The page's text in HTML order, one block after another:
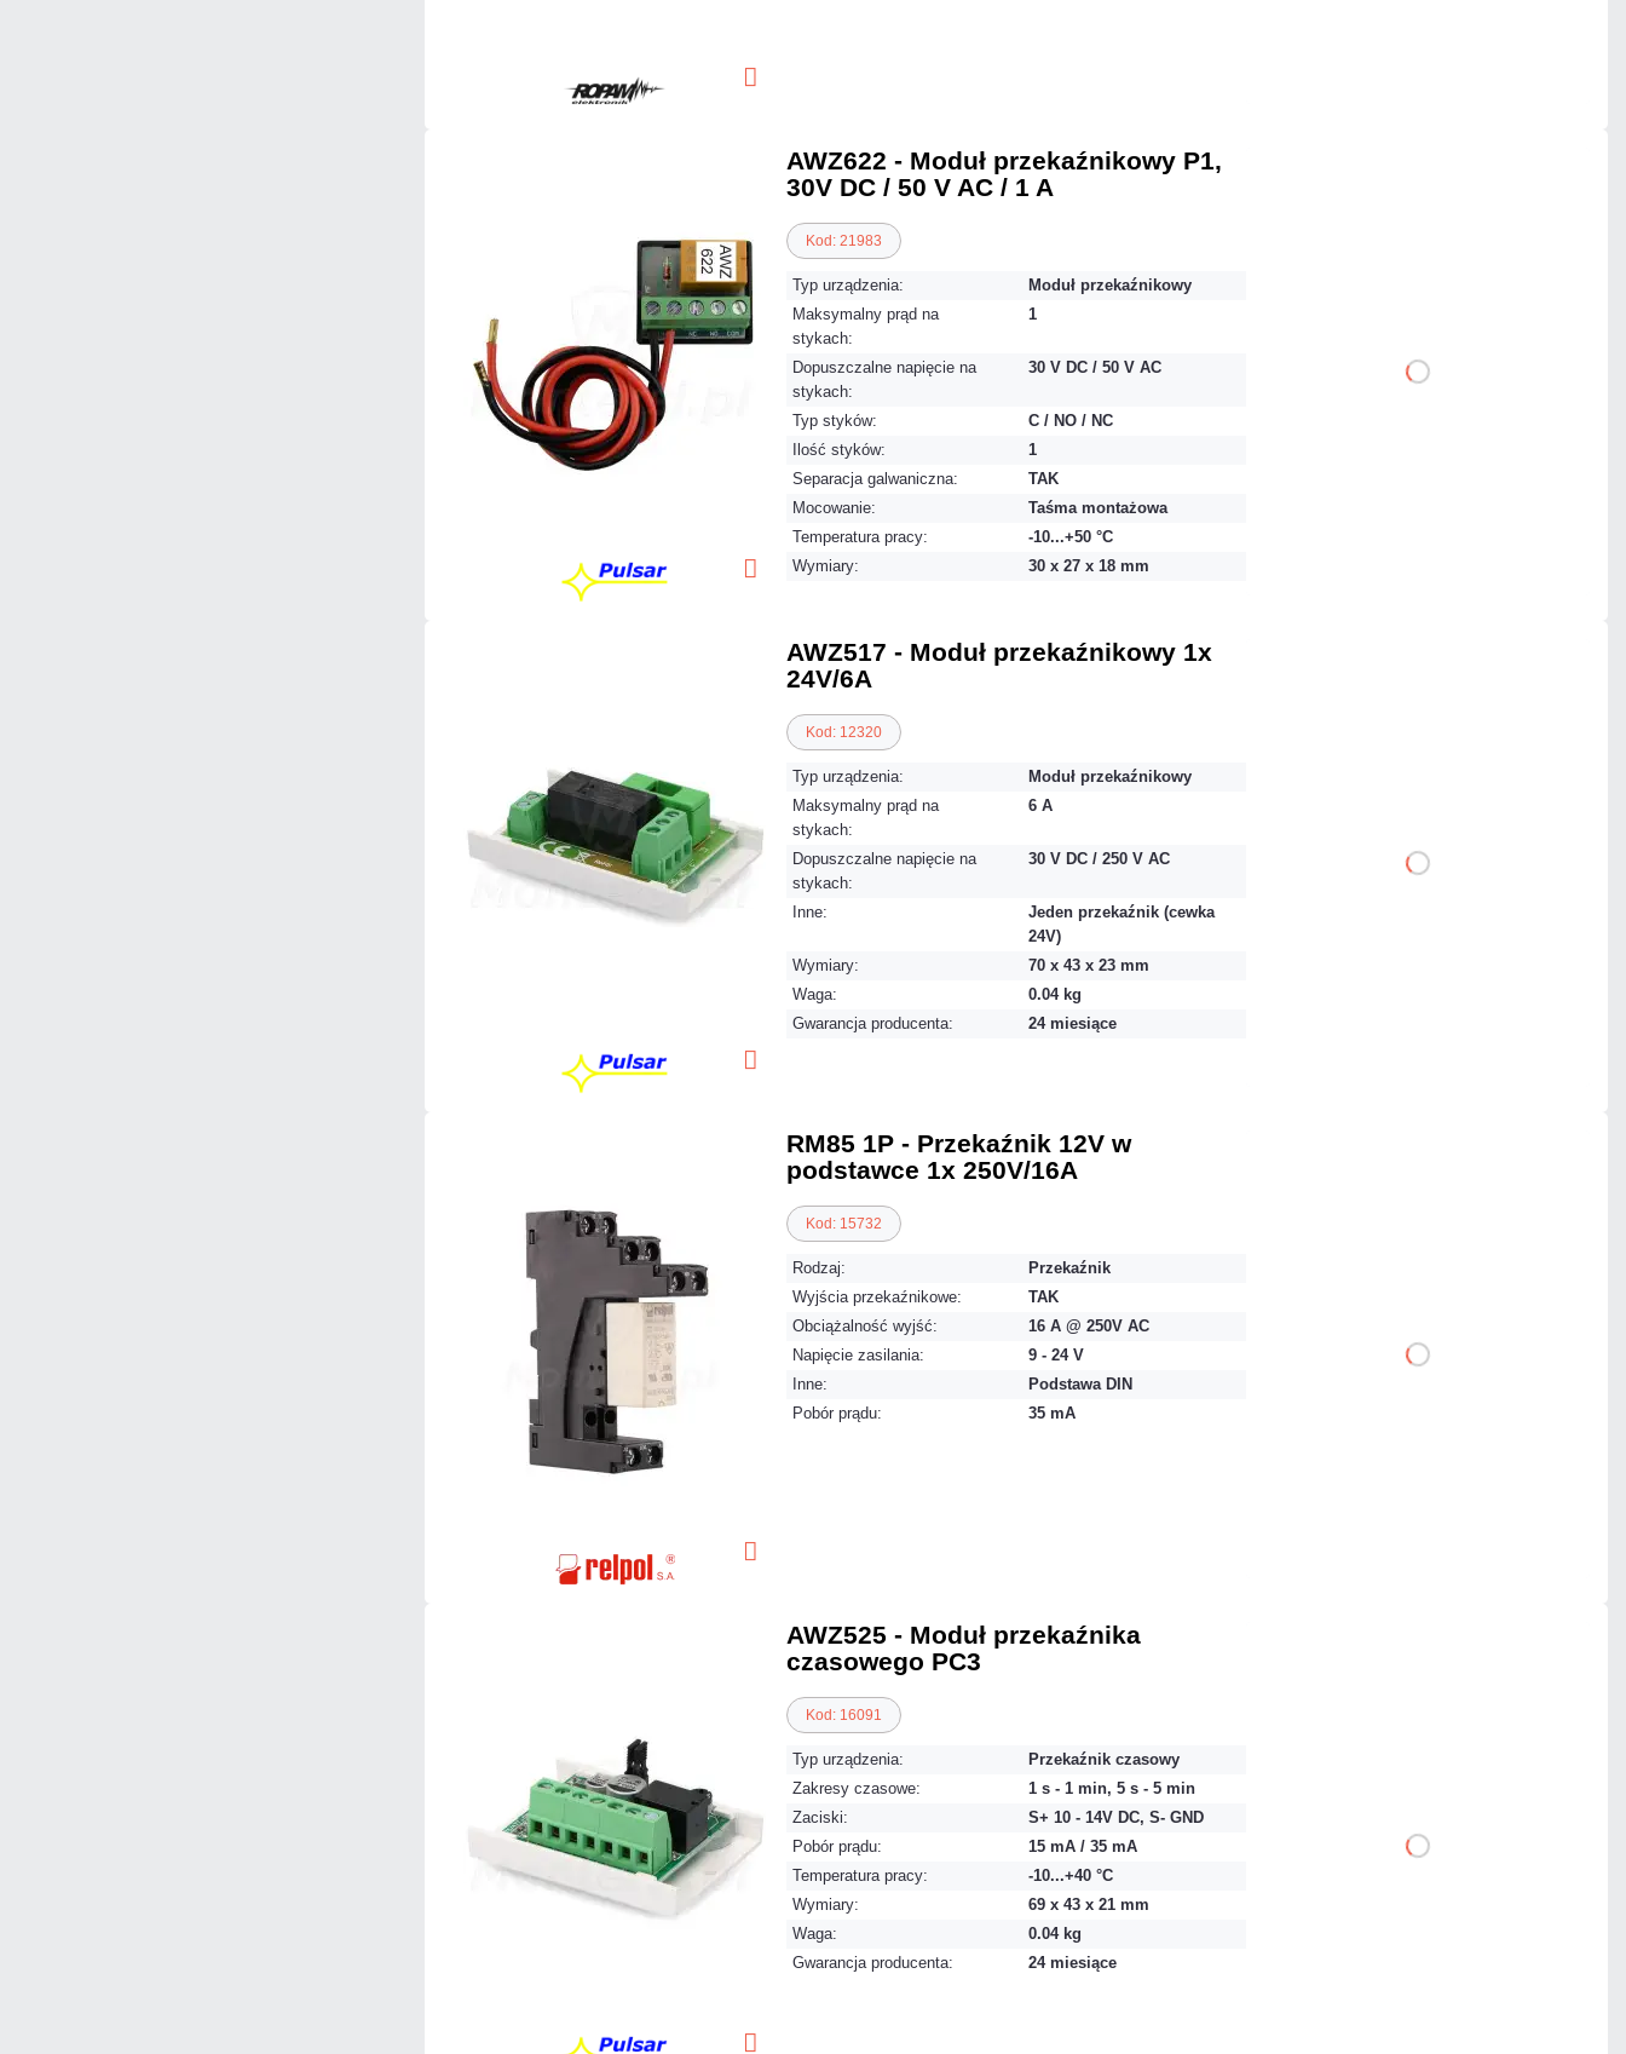
AWZ622 - Moduł przekaźnikowy P1,
30V DC / 50 V AC / 1 A
Kod: 21983
Typ urządzenia:
Moduł przekaźnikowy
Maksymalny prąd na
stykach:
1
Dopuszczalne napięcie na
stykach:
30 V DC / 50 V AC
Typ styków:
C / NO / NC
Ilość styków:
1
Separacja galwaniczna:
TAK
Mocowanie:
Taśma montażowa
Temperatura pracy:
-10...+50 °C
Wymiary:
30 x 27 x 18 mm
DO KOSZYKA
AWZ517 - Moduł przekaźnikowy 1x
24V/6A
Kod: 12320
Typ urządzenia:
Moduł przekaźnikowy
Maksymalny prąd na
stykach:
6 A
Dopuszczalne napięcie na
stykach:
30 V DC / 250 V AC
Inne:
Jeden przekaźnik (cewka
24V)
Wymiary:
70 x 43 x 23 mm
Waga:
0.04 kg
Gwarancja producenta:
24 miesiące
DO KOSZYKA
RM85 1P - Przekaźnik 12V w
podstawce 1x 250V/16A
Kod: 15732
Rodzaj:
Przekaźnik
Wyjścia przekaźnikowe:
TAK
Obciążalność wyjść:
16 A @ 250V AC
Napięcie zasilania:
9 - 24 V
Inne:
Podstawa DIN
Pobór prądu:
35 mA
DO KOSZYKA
AWZ525 - Moduł przekaźnika
czasowego PC3
Kod: 16091
Typ urządzenia:
Przekaźnik czasowy
Zakresy czasowe:
1 s - 1 min, 5 s - 5 min
Zaciski:
S+ 10 - 14V DC, S- GND
Pobór prądu:
15 mA / 35 mA
Temperatura pracy:
-10...+40 °C
Wymiary:
69 x 43 x 21 mm
Waga:
0.04 kg
Gwarancja producenta:
24 miesiące
DO KOSZYKA